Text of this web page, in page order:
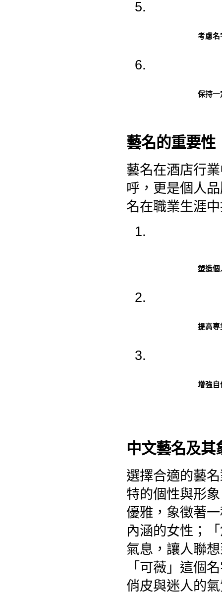
考慮名
保持一
藝名的重要性
藝名在酒店行
呼，更是個人
名在職業生涯
塑造個
提高專
增強自
中文藝名及其
選擇合適的藝
特的個性與形
優雅，象徵著
內涵的女性；
氣息，讓人聯
「可薇」這個
俏皮與迷人的